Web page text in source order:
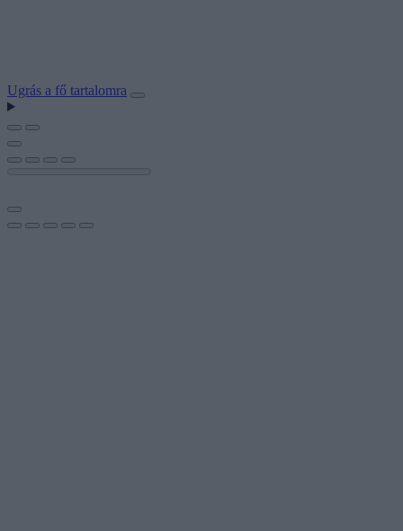
Ugrás a fő tartalomra